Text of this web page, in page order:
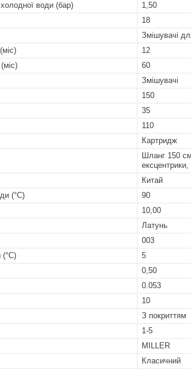
холодної води (бар)
1,50
18
Змішувачі
12
60
Змішувачі
150
35
110
Картридж
Шланг 150
Китай
(°C)
90
10,00
Латунь
003
(°C)
5
0,50
0.053
10
З покриттям
1-5
MILLER
Класичний